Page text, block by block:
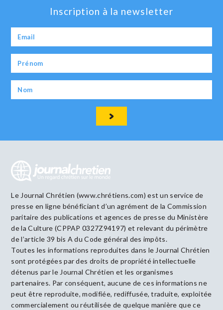
Inscription à la newsletter
Le Journal Chrétien (www.chrétiens.com) est un service de
presse en ligne bénéficiant d’un agrément de la Commission
paritaire des publications et agences de presse du Ministère
de la Culture (CPPAP 0327Z94197) et relevant du périmètre
de l’article 39 bis A du Code général des impôts.
Toutes les informations reproduites dans le Journal Chrétien
sont protégées par des droits de propriété intellectuelle
détenus par le Journal Chrétien et les organismes
partenaires. Par conséquent, aucune de ces informations ne
peut être reproduite, modifiée, rediffusée, traduite, exploitée
commercialement ou réutilisée de quelque manière que ce